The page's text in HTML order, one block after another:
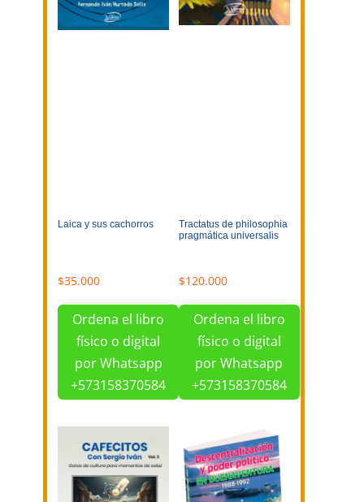
Laica y sus cachorros
$35.000
Ordena el libro
físico o digital
por Whatsapp
+573158370584
Tractatus de philosophia
pragmática universalis
$120.000
Ordena el libro
físico o digital
por Whatsapp
+573158370584